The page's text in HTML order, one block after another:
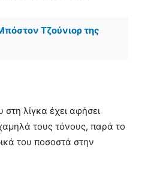
Τζούνιορ της
λίγκα έχει αφήσει
τους τόνους, παρά το
του ποσοστά στην